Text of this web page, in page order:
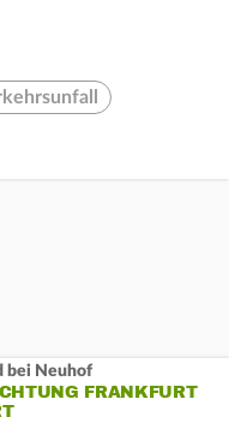
bei Neuhof
FRANKFURT